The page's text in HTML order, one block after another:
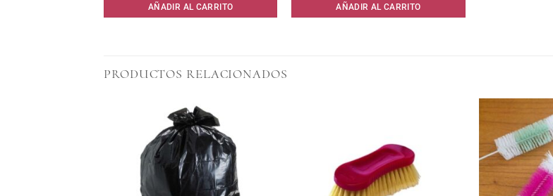
AÑADIR AL CARRITO AÑADIR AL CARRITO
PRODUCTOS RELACIONADOS